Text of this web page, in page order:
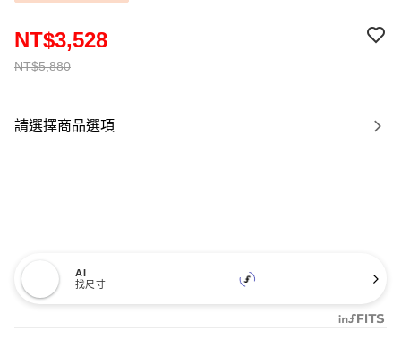
NT$5,880
NT$3,528
請選擇商品選項
AI
找尺寸